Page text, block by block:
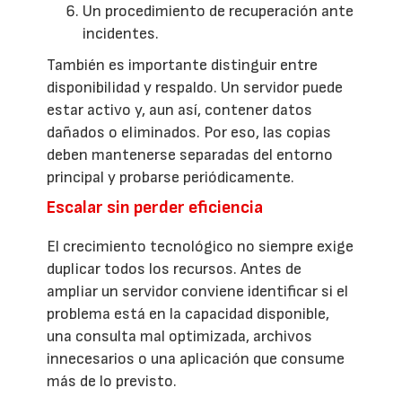
Un procedimiento de recuperación ante
incidentes.
También es importante distinguir entre
disponibilidad y respaldo. Un servidor puede
estar activo y, aun así, contener datos
dañados o eliminados. Por eso, las copias
deben mantenerse separadas del entorno
principal y probarse periódicamente.
Escalar sin perder eficiencia
El crecimiento tecnológico no siempre exige
duplicar todos los recursos. Antes de
ampliar un servidor conviene identificar si el
problema está en la capacidad disponible,
una consulta mal optimizada, archivos
innecesarios o una aplicación que consume
más de lo previsto.